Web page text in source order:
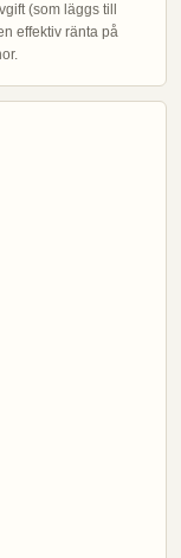
(som läggs till
effektiv ränta på